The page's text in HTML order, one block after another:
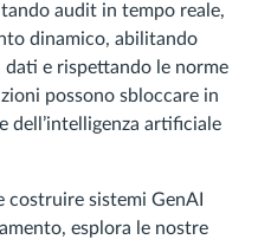
audit in tempo reale,
dinamico, abilitando
e rispettando le norme
possono sbloccare in
dell’intelligenza artificiale
costruire sistemi GenAI
esplora le nostre